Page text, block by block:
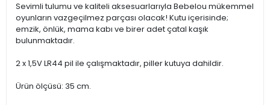
Sevimli tulumu ve kaliteli aksesuarlarıyla Bebelou mükemmel
oyunların vazgeçilmez parçası olacak! Kutu içerisinde;
emzik, önlük, mama kabı ve birer adet çatal kaşık
bulunmaktadır.
2 x 1,5V LR44 pil ile çalışmaktadır, piller kutuya dahildir.
Ürün ölçüsü: 35 cm.